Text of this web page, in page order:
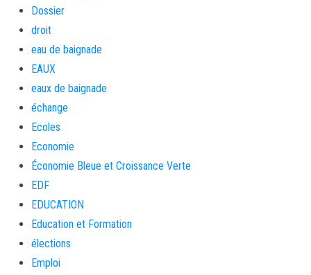
Dossier
droit
eau de baignade
EAUX
eaux de baignade
échange
Ecoles
Economie
Économie Bleue et Croissance Verte
EDF
EDUCATION
Education et Formation
élections
Emploi